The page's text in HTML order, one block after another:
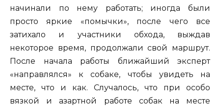
начинали по нему работать; иногда были
просто яркие «помычки», после чего все
затихало и участники обхода, выждав
некоторое время, продолжали свой маршрут.
После начала работы ближайший эксперт
«направлялся» к собаке, чтобы увидеть на
месте, что и как. Случалось, что при особо
вязкой и азартной работе собак на месте